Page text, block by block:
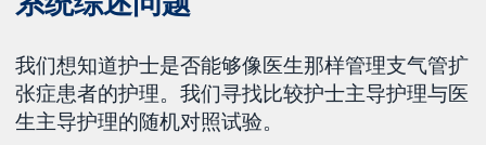
我们想知道护士是否能够像医生那样管理支气管扩
张症患者的护理。我们寻找比较护士主导护理与医
生主导护理的随机对照试验。